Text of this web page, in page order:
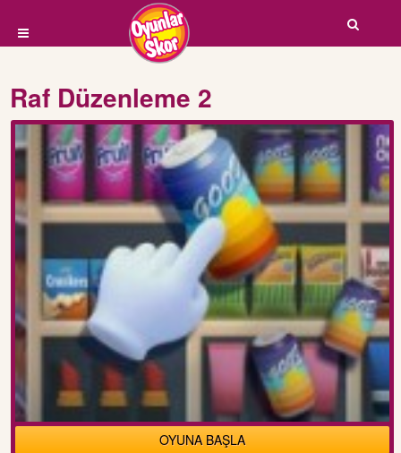
Raf Düzenleme 2
OYUNA BAŞLA